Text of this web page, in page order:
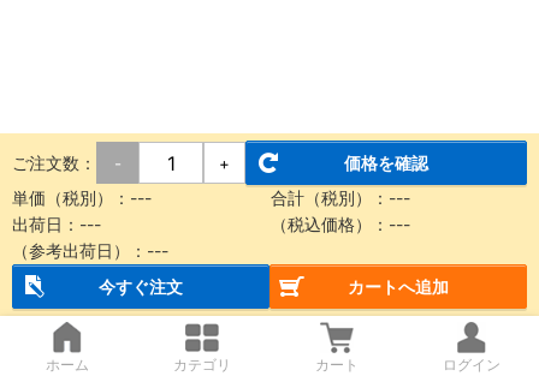
ご注文数： - +
価格を確認
単価（税別）：---
合計（税別）：---
出荷日：---
（税込価格）：---
（参考出荷日）：---
今すぐ注文
カートへ追加
ホーム カテゴリ カート ログイン